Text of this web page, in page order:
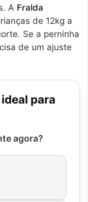
A Fralda
de 12kg a
Se a perninha
de um ajuste
para
agora?